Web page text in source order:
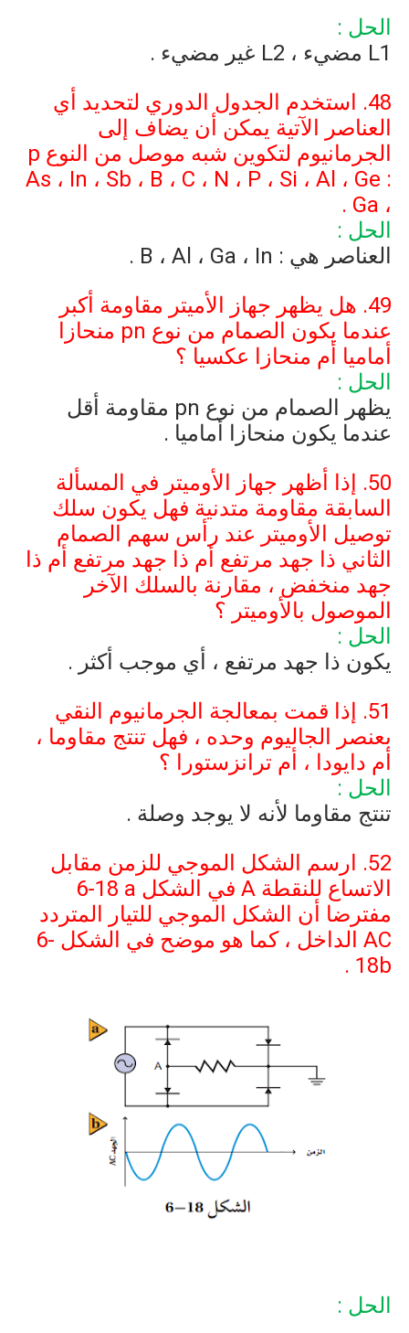
الحل :
L1 مضيء ، L2 غير مضيء .
48. استخدم الجدول الدوري لتحديد أي
العناصر الآتية يمكن أن يضاف إلى
الجرمانيوم لتكوين شبه موصل من النوع p
:
Ge ، Al، Si ، P ، N ، C ، B ، Sb ، In ، As
، Ga
.
الحل :
العناصر هي : In ، Ga ، Al، B
.
49. هل يظهر جهاز الأميتر مقاومة أكبر
عندما يكون الصمام من نوع pn منحازا
أماميا أم منحازا عكسيا ؟
الحل :
يظهر الصمام من نوع pn مقاومة أقل
عندما يكون منحازا أماميا .
50. إذا أظهر جهاز الأوميتر في المسألة
السابقة مقاومة متدنية فهل يكون سلك
توصيل الأوميتر عند رأس سهم الصمام
الثاني ذا جهد مرتفع أم ذا جهد مرتفع أم ذا
جهد منخفض ، مقارنة بالسلك الآخر
الموصول بالأوميتر ؟
الحل :
يكون ذا جهد مرتفع ، أي موجب أكثر .
51. إذا قمت بمعالجة الجرمانيوم النقي
بعنصر الجاليوم وحده ، فهل تنتج مقاوما ،
أم دايودا ، أم ترانزستورا ؟
الحل :
تنتج مقاوما لأنه لا يوجد وصلة .
52. ارسم الشكل الموجي للزمن مقابل
الاتساع للنقطة Aفي الشكل 6-18 a
مفترضا أن الشكل الموجي للتيار المتردد
ACالداخل ، كما هو موضح في الشكل 6-
18b
.
الحل :